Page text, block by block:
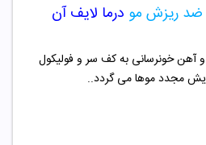
ریزش مو درما لایفآن
• به علت داشتن ویتامین B3 و آهن خونرسانی به کف سر و فولیکول
مجدد موها می گردد..